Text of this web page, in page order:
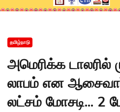
தமிழ்நாடு
அமெரிக்க டாலரில்
லாபம் என
லட்சம் மோசடி... 2